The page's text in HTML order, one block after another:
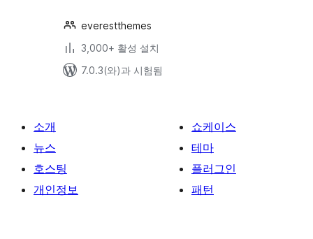
everestthemes
3,000+ 활성 설치
7.0.3(와)과 시험됨
소개
뉴스
호스팅
개인정보
쇼케이스
테마
플러그인
패턴